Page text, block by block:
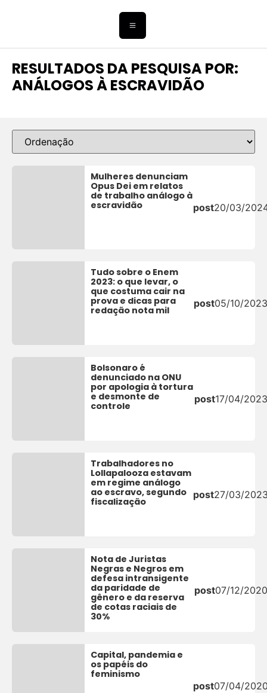
RESULTADOS DA PESQUISA POR:
ANÁLOGOS À ESCRAVIDÃO
Mulheres denunciam
Opus Dei em relatos
de trabalho análogo à
escravidão
post20/03/
Tudo sobre o Enem
2023: o que levar, o
que costuma cair na
prova e dicas para
redação nota mil
post05/10/
Bolsonaro é
denunciado na ONU
por apologia à tortura
e desmonte de
controle
post17/04/2023
Trabalhadores no
Lollapalooza estavam
em regime análogo
ao escravo, segundo
fiscalização
post27/03/
Nota de Juristas
Negras e Negros em
defesa intransigente
da paridade de
gênero e da reserva
de cotas raciais de
30%
post07/12/2020
Capital, pandemia e
os papéis do
feminismo
post07/04/